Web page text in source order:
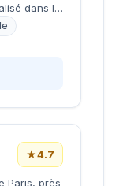
dans le
le
16 rue de
de Paris,
★4.7
Paris, près